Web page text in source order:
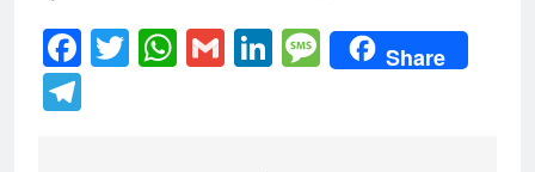
Facebook
Twitter
WhatsApp
GmailLinkedIn
Message
Share